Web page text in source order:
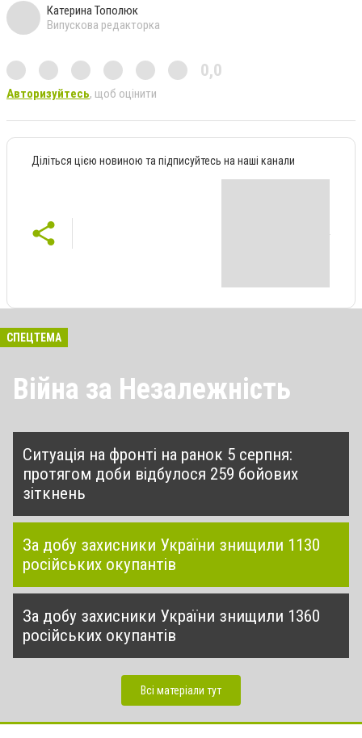
Катерина Тополюк
Випускова редакторка
0,0
Авторизуйтесь, щоб оцінити
Діліться цією новиною та підписуйтесь на наші канали
СПЕЦТЕМА
Війна за Незалежність
Ситуація на фронті на ранок 5 серпня:
протягом доби відбулося 259 бойових
зіткнень
За добу захисники України знищили 1130
російських окупантів
За добу захисники України знищили 1360
російських окупантів
Всі матеріали тут